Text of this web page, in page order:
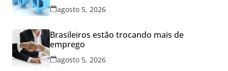
agosto 5, 2026
Brasileiros estão trocando mais de
emprego
agosto 5, 2026